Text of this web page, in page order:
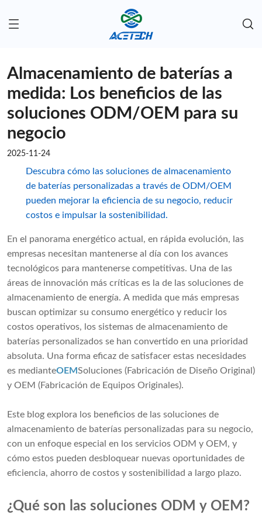
Almacenamiento de baterías a
medida: Los beneficios de las
soluciones ODM/OEM para su
negocio
2025-11-24
Descubra cómo las soluciones de almacenamiento
de baterías personalizadas a través de ODM/OEM
pueden mejorar la eficiencia de su negocio, reducir
costos e impulsar la sostenibilidad.
En el panorama energético actual, en rápida evolución, las
empresas necesitan mantenerse al día con los avances
tecnológicos para mantenerse competitivas. Una de las
áreas de innovación más críticas es la de las soluciones de
almacenamiento de energía. A medida que más empresas
buscan optimizar su consumo energético y reducir los
costos operativos, los sistemas de almacenamiento de
baterías personalizados se han convertido en una prioridad
absoluta. Una forma eficaz de satisfacer estas necesidades
es medianteOEMSoluciones (Fabricación de Diseño Original)
y OEM (Fabricación de Equipos Originales).
Este blog explora los beneficios de las soluciones de
almacenamiento de baterías personalizadas para su negocio,
con un enfoque especial en los servicios ODM y OEM, y
cómo estos pueden desbloquear nuevas oportunidades de
eficiencia, ahorro de costos y sostenibilidad a largo plazo.
¿Qué son las soluciones ODM y OEM?